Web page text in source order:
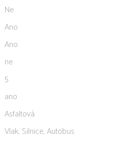
Ne
Ano
Ano
ne
5
ano
Asfaltová
Vlak, Silnice, Autobus